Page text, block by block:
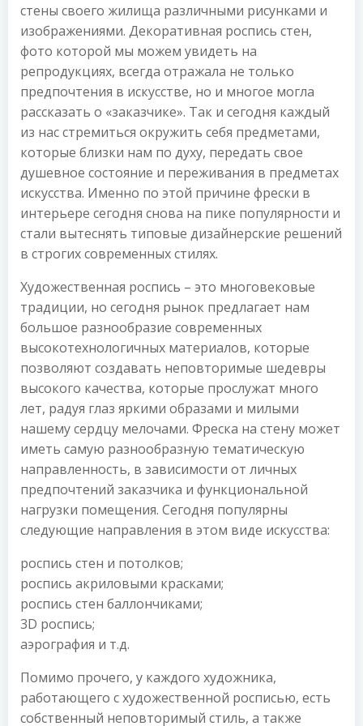
стены своего жилища различными рисунками и
изображениями. Декоративная роспись стен,
фото которой мы можем увидеть на
репродукциях, всегда отражала не только
предпочтения в искусстве, но и многое могла
рассказать о «заказчике». Так и сегодня каждый
из нас стремиться окружить себя предметами,
которые близки нам по духу, передать свое
душевное состояние и переживания в предметах
искусства. Именно по этой причине фрески в
интерьере сегодня снова на пике популярности и
стали вытеснять типовые дизайнерские решений
в строгих современных стилях.
Художественная роспись – это многовековые
традиции, но сегодня рынок предлагает нам
большое разнообразие современных
высокотехнологичных материалов, которые
позволяют создавать неповторимые шедевры
высокого качества, которые прослужат много
лет, радуя глаз яркими образами и милыми
нашему сердцу мелочами. Фреска на стену может
иметь самую разнообразную тематическую
направленность, в зависимости от личных
предпочтений заказчика и функциональной
нагрузки помещения. Сегодня популярны
следующие направления в этом виде искусства:
роспись стен и потолков;
роспись акриловыми красками;
роспись стен баллончиками;
3D роспись;
аэрография и т.д.
Помимо прочего, у каждого художника,
работающего с художественной росписью, есть
собственный неповторимый стиль, а также